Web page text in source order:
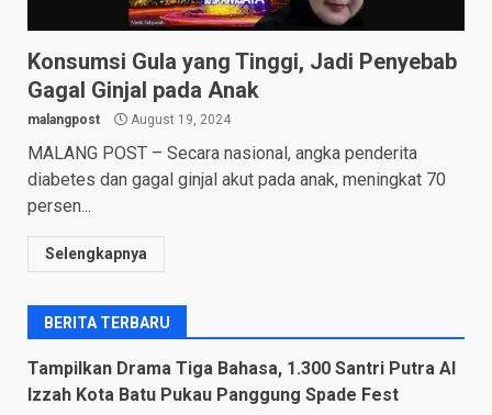
Konsumsi Gula yang Tinggi, Jadi Penyebab
Gagal Ginjal pada Anak
malangpost August 19, 2024
MALANG POST – Secara nasional, angka penderita
diabetes dan gagal ginjal akut pada anak, meningkat 70
persen...
Selengkapnya
BERITA TERBARU
Tampilkan Drama Tiga Bahasa, 1.300 Santri Putra Al
Izzah Kota Batu Pukau Panggung Spade Fest